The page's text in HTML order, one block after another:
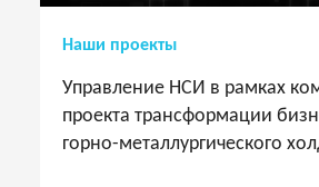
Наши проекты
Управление НСИ в рамках
проекта трансформации
горно-металлургического